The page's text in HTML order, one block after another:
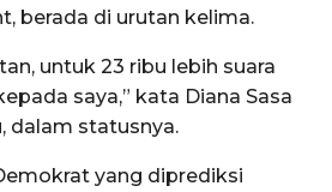
berada di urutan kelima.
untuk 23 ribu lebih suara
saya,” kata Diana Sasa
dalam statusnya.
yang diprediksi